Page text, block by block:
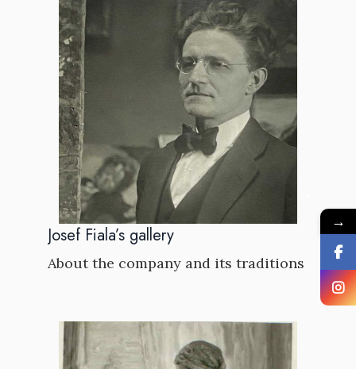
Josef Fiala’s gallery
About the company and its traditions
→